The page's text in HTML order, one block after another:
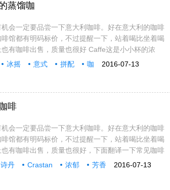
蒸馏咖
会一定要品尝一下意大利咖啡。好在意大利的咖啡
馆都有明码标价，不过提醒一下，站着喝比坐着喝
有咖啡出售，质量也很好 Caffe这是小小杯的浓
2016-07-13
冰摇 意式 拼配 咖
啡
会一定要品尝一下意大利咖啡。好在意大利的咖啡
馆都有明码标价，不过提醒一下，站着喝比坐着喝
有咖啡出售，质量也很好，下面翻译一下常见咖啡
2016-07-13
诗丹 Crastan 浓郁 芳香